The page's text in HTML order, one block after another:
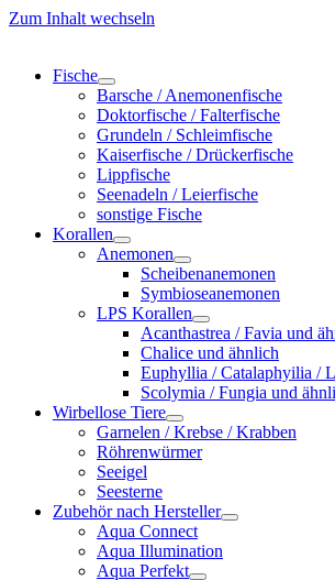
Zum Inhalt wechseln
Fische
Barsche / Anemonenfische
Doktorfische / Falterfische
Grundeln / Schleimfische
Kaiserfische / Drückerfische
Lippfische
Seenadeln / Leierfische
sonstige Fische
Korallen
Anemonen
Scheibenanemonen
Symbioseanemonen
LPS Korallen
Acanthastrea / Favia und
Chalice und ähnlich
Euphyllia / Catalaphyilia /
Scolymia / Fungia und
Wirbellose Tiere
Garnelen / Krebse / Krabben
Röhrenwürmer
Seeigel
Seesterne
Zubehör nach Hersteller
Aqua Connect
Aqua Illumination
Aqua Perfekt